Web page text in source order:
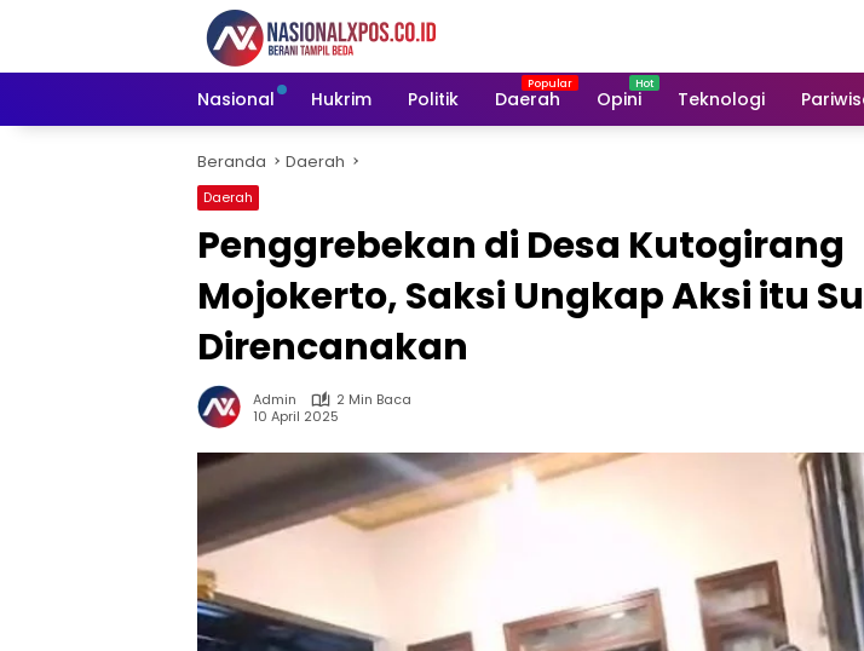
Nasional
Hukrim Politik Daerah Opini Teknologi
Beranda Daerah
Daerah
Penggrebekan di Desa Kutogirang
Mojokerto, Saksi Ungkap Aksi itu
Direncanakan
Admin
2 Min Baca
10 April 2025